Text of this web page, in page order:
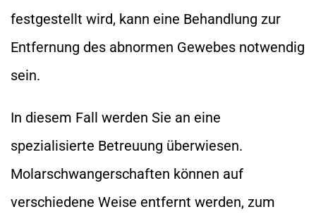
festgestellt wird, kann eine Behandlung zur
Entfernung des abnormen Gewebes notwendig
sein.
In diesem Fall werden Sie an eine
spezialisierte Betreuung überwiesen.
Molarschwangerschaften können auf
verschiedene Weise entfernt werden, zum